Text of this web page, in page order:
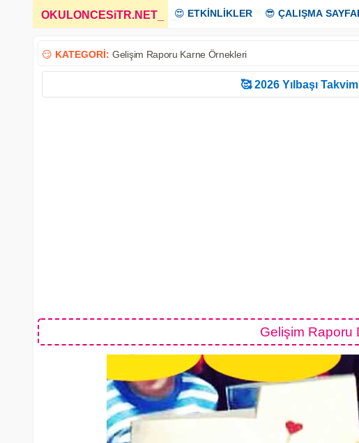
OKULONCESiTR.NET 😍 ETKİNLİKLER 😎 ÇALIŞMA
😏 KATEGORİ: Gelişim Raporu Karne Örnekleri
🥰 2026 Yılbaşı
Gelişim Raporu